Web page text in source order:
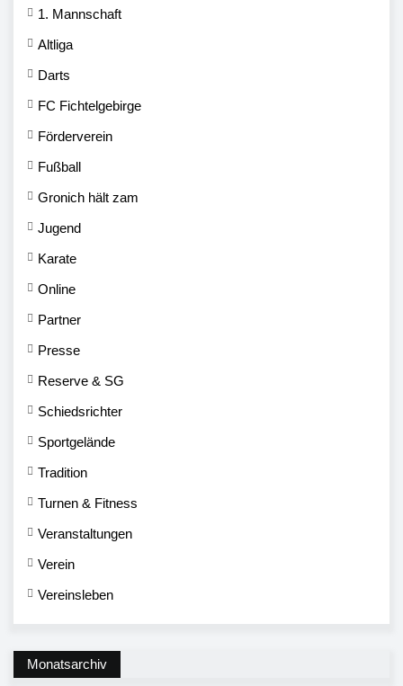
1. Mannschaft
Altliga
Darts
FC Fichtelgebirge
Förderverein
Fußball
Gronich hält zam
Jugend
Karate
Online
Partner
Presse
Reserve & SG
Schiedsrichter
Sportgelände
Tradition
Turnen & Fitness
Veranstaltungen
Verein
Vereinsleben
Monatsarchiv